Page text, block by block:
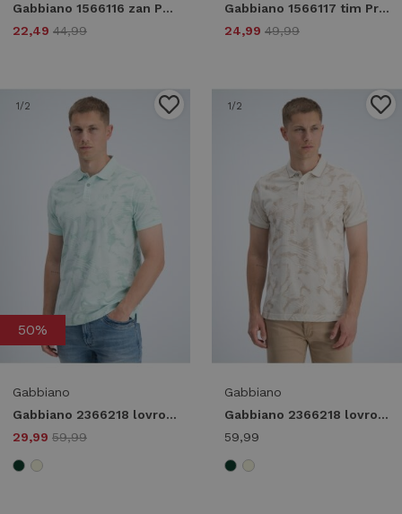
Gabbiano 1566116 zan Print T-shirts 994 almond
22,49 44,99
Gabbiano 1566117 tim Print T-shirts 989 dune sand
24,99 49,99
1/2
50%
Gabbiano
Gabbiano 2366218 lovro Poloshirts 556 green bay
29,99 59,99
1/2
Gabbiano
Gabbiano 2366218 lovro Poloshirts 989 dune sand
59,99